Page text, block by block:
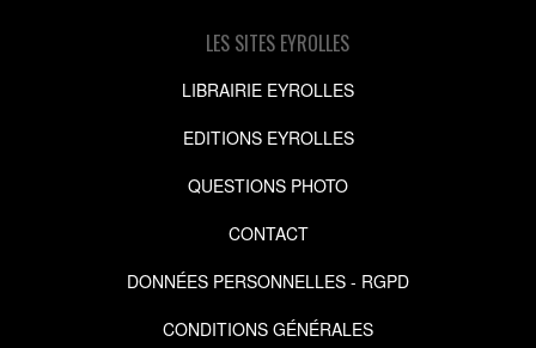
LES SITES EYROLLES
LIBRAIRIE EYROLLES
EDITIONS EYROLLES
QUESTIONS PHOTO
CONTACT
DONNÉES PERSONNELLES - RGPD
CONDITIONS GÉNÉRALES